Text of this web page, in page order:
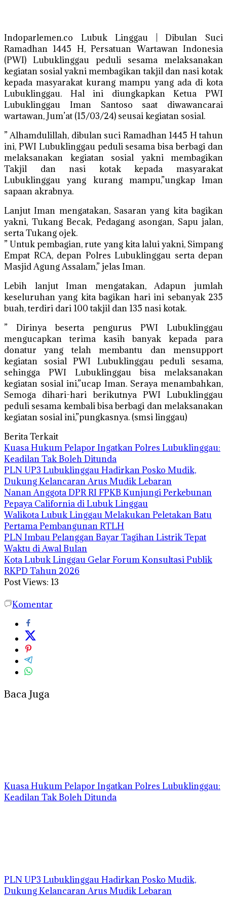
Indoparlemen.co Lubuk Linggau | Dibulan Suci
Ramadhan 1445 H, Persatuan Wartawan Indonesia
(PWI) Lubuklinggau peduli sesama melaksanakan
kegiatan sosial yakni membagikan takjil dan nasi kotak
kepada masyarakat kurang mampu yang ada di kota
Lubuklinggau. Hal ini diungkapkan Ketua PWI
Lubuklinggau Iman Santoso saat diwawancarai
wartawan, Jum’at (15/03/24) seusai kegiatan sosial.
” Alhamdulillah, dibulan suci Ramadhan 1445 H tahun
ini, PWI Lubuklinggau peduli sesama bisa berbagi dan
melaksanakan kegiatan sosial yakni membagikan
Takjil dan nasi kotak kepada masyarakat
Lubuklinggau yang kurang mampu,”ungkap Iman
sapaan akrabnya.
Lanjut Iman mengatakan, Sasaran yang kita bagikan
yakni, Tukang Becak, Pedagang asongan, Sapu jalan,
serta Tukang ojek.
” Untuk pembagian, rute yang kita lalui yakni, Simpang
Empat RCA, depan Polres Lubuklinggau serta depan
Masjid Agung Assalam,” jelas Iman.
Lebih lanjut Iman mengatakan, Adapun jumlah
keseluruhan yang kita bagikan hari ini sebanyak 235
buah, terdiri dari 100 takjil dan 135 nasi kotak.
” Dirinya beserta pengurus PWI Lubuklinggau
mengucapkan terima kasih banyak kepada para
donatur yang telah membantu dan mensupport
kegiatan sosial PWI Lubuklinggau peduli sesama,
sehingga PWI Lubuklinggau bisa melaksanakan
kegiatan sosial ini,”ucap Iman. Seraya menambahkan,
Semoga dihari-hari berikutnya PWI Lubuklinggau
peduli sesama kembali bisa berbagi dan melaksanakan
kegiatan sosial ini,”pungkasnya. (smsi linggau)
Berita Terkait
Kuasa Hukum Pelapor Ingatkan Polres Lubuklinggau:
Keadilan Tak Boleh Ditunda
PLN UP3 Lubuklinggau Hadirkan Posko Mudik,
Dukung Kelancaran Arus Mudik Lebaran
Nanan Anggota DPR RI FPKB Kunjungi Perkebunan
Pepaya California di Lubuk Linggau
Walikota Lubuk Linggau Melakukan Peletakan Batu
Pertama Pembangunan RTLH
PLN Imbau Pelanggan Bayar Tagihan Listrik Tepat
Waktu di Awal Bulan
Kota Lubuk Linggau Gelar Forum Konsultasi Publik
RKPD Tahun 2026
Post Views: 13
Komentar
Baca Juga
Kuasa Hukum Pelapor Ingatkan Polres Lubuklinggau:
Keadilan Tak Boleh Ditunda
PLN UP3 Lubuklinggau Hadirkan Posko Mudik,
Dukung Kelancaran Arus Mudik Lebaran